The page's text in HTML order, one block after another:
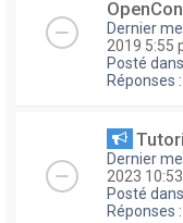
Dernier
2019 5:55
Posté dans
Réponses :
Dernier
2023
Posté dans
Réponses :